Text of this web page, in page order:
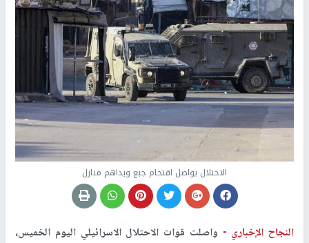
الاحتلال يواصل اقتحام جبع ويداهم منازل
النجاح الإخباري - واصلت قوات الاحتلال الاسرائيلي اليوم الخميس،